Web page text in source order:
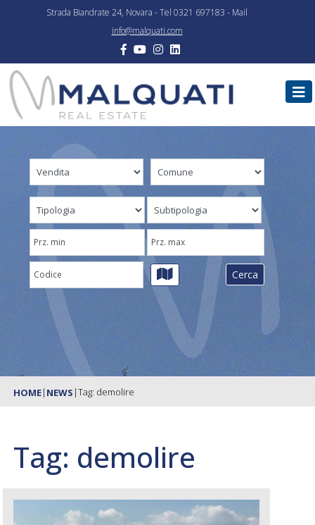
Strada Biandrate 24, Novara - Tel 0321 697183 - Mail
info@malquati.com
HOME| NEWS |Tag: demolire
Tag: demolire